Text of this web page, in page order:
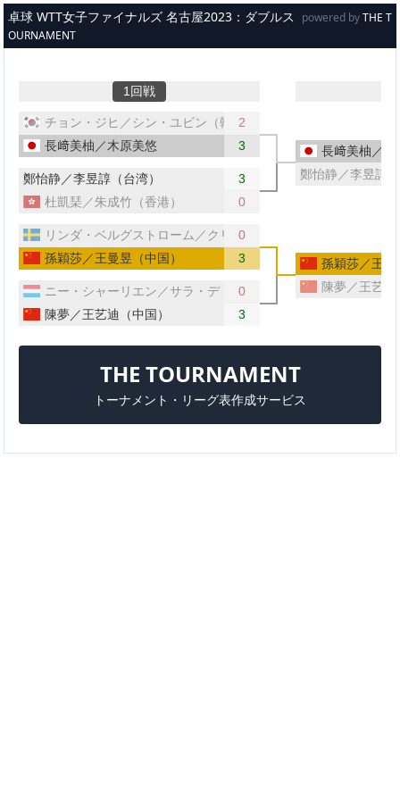
メインコンテンツへスキップ
卓球 WTT女子ファイナルズ 名古屋2023：ダブルス powered byTHE T
OURNAMENT
1回戦
チョン・ジヒ／シン・ユビン（韓国）
2
長﨑美柚／木原美悠
3
鄭怡静／李昱諄（台湾）
3
杜凱琹／朱成竹（香港）
0
リンダ・ベルグストローム／クリスティナ・シェルベリ（スウ
0
孫穎莎／王曼昱（中国）
3
ニー・シャーリエン／サラ・デ・ヌッテ（ルクセンブルク）
0
陳夢／王艺迪（中国）
3
長﨑美柚／木
鄭怡静／李昱諄
孫穎莎／王曼
陳夢／王艺迪
THE TOURNAMENT
トーナメント・リーグ表作成サービス